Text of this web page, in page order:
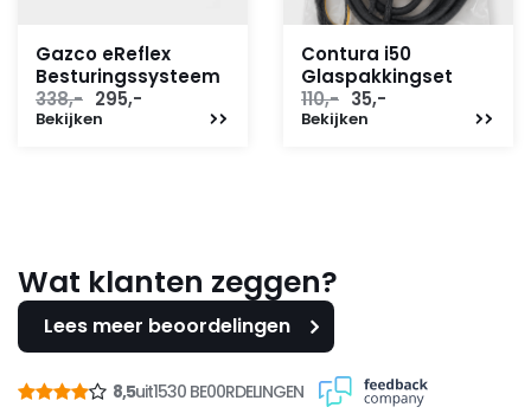
Gazco eReflex
Besturingssysteem
338,- Oorspronkelijke
prijs
295,-
Bekijken
Contura i50
Glaspakkingset
110,- Oorspronkelijke
prijs
35,-
Bekijken
Wat klanten zeggen?
Lees meer beoordelingen
8,5uit1530 BE00RDELINGEN